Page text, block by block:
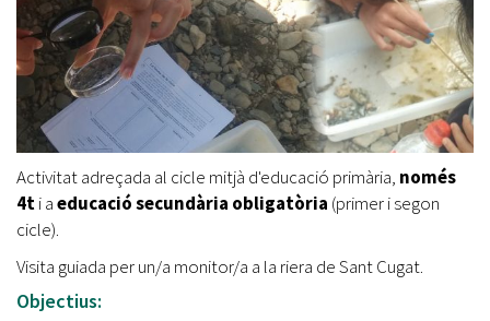
Activitat adreçada al cicle mitjà d'educació primària, només
4ti aeducació secundària obligatòria (primer i segon
cicle).
Visita guiada per un/a monitor/a a la riera de Sant Cugat.
Objectius: